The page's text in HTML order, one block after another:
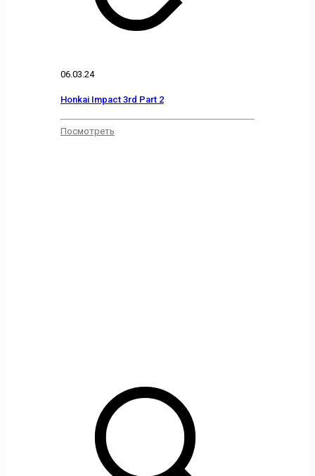
06.03.24
Honkai Impact 3rd Part 2
Посмотреть